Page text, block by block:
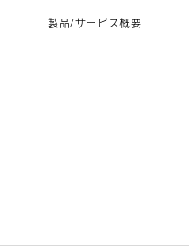
製品/サービス概要